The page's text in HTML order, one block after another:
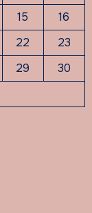
15
16
22
23
29
30